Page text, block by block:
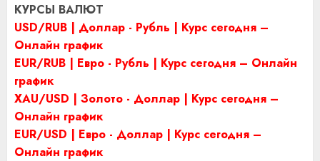
КУРСЫ ВАЛЮТ
USD/RUB | Доллар - Рубль | Курс сегодня –
Онлайн график
EUR/RUB | Евро - Рубль | Курс сегодня – Онлайн
график
XAU/USD | Золото - Доллар | Курс сегодня –
Онлайн график
EUR/USD | Евро - Доллар | Курс сегодня –
Онлайн график